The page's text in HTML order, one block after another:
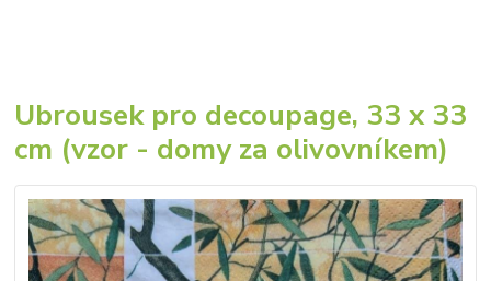
Ubrousek pro decoupage, 33 x 33
cm (vzor - domy za olivovníkem)